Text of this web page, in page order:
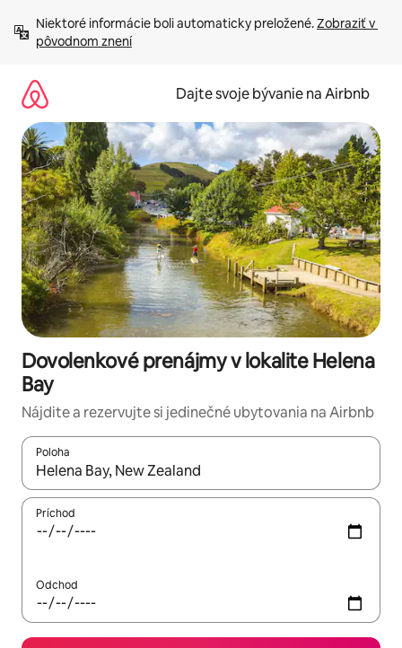
obsah.
Niektoré informácie boli automaticky preložené. Zobraziť v
pôvodnom znení
Dajte svoje bývanie na Airbnb
Dovolenkové prenájmy v lokalite Helena
Bay
Nájdite a rezervujte si jedinečné ubytovania na Airbnb
Poloha
Keď budú výsledky k dispozícii, môžete si ich prechádzať
Príchod
Odchod